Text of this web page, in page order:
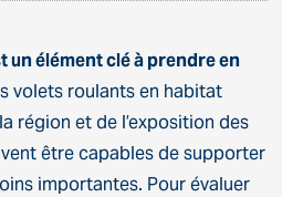
un élément clé à prendre en
volets roulants en habitat
région et de l’exposition des
être capables de supporter
importantes. Pour évaluer